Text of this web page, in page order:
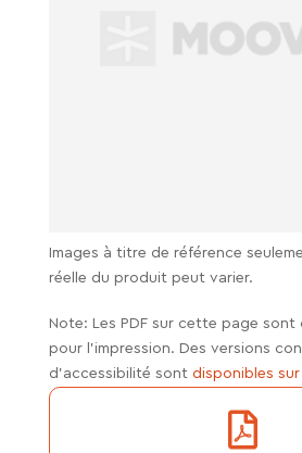
Images à titre de référence
réelle du produit peut varier.
Note: Les PDF sur cette page sont
pour l’impression. Des versions
d’accessibilité sont disponibles